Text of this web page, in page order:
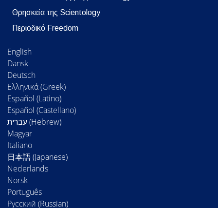
Θρησκεία της Scientology
Περιοδικό Freedom
English
Dansk
Deutsch
Ελληνικά (Greek)
Español (Latino)
Español (Castellano)
Magyar
Italiano
日本語 (Japanese)
Nederlands
Norsk
Português
Русский (Russian)